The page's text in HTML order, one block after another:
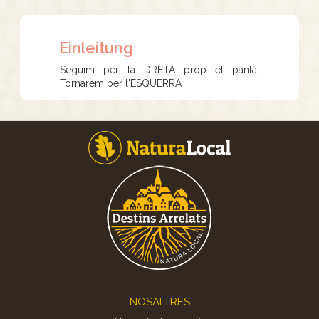
Einleitung
Seguim per la DRETA prop el pantà.
Tornarem per l'ESQUERRA
NOSALTRES